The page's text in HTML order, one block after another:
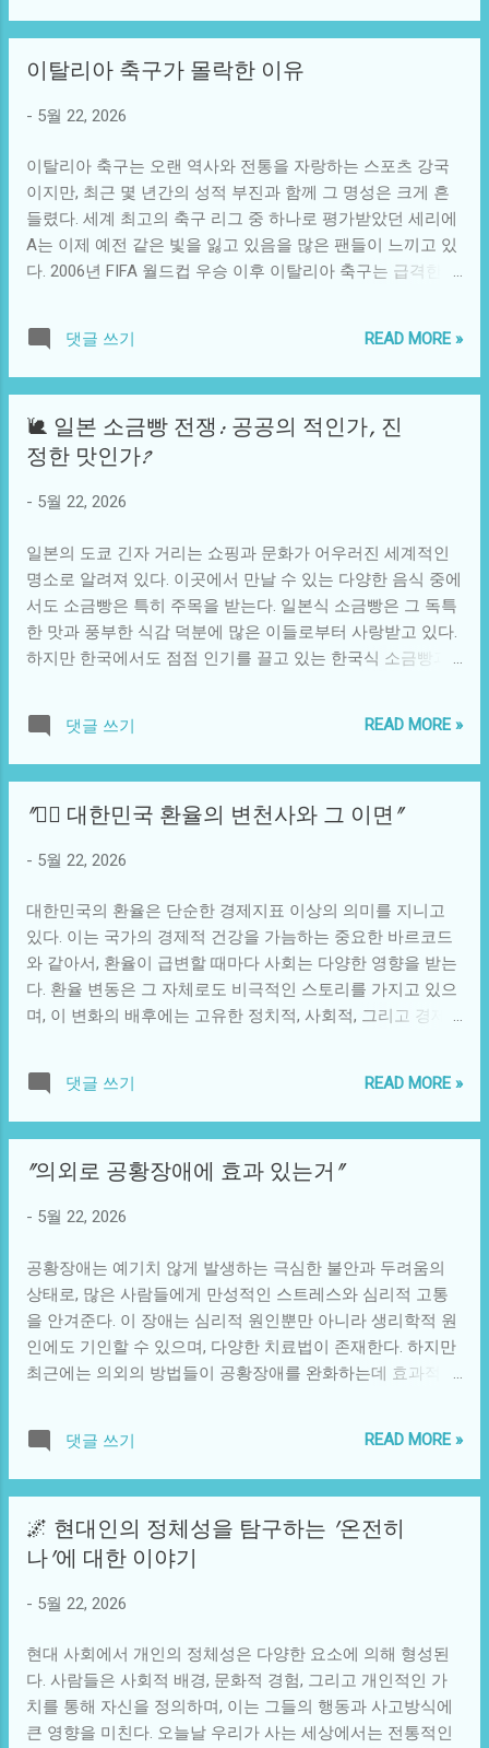
예외가 아니다. 데이터 기반의 시장 분석 및 소비자 행동 예측
은 가격 결정의 중요한 요소로 작용하게 되며, 남용될 경우 소
비자와 경쟁업체 모두를 위험에 빠뜨릴 수 있다. 따라서, 이러
연에 방지하는 것이 필수적이다. 이러한 결정을 통해 단순한
제재가 아니라 확장된 의미와 메시지를 지닌다는 점에서 흥
미로운 관점도 존재한다. 만약 단순히 제재에 그친다면 기업
들은 단기...
마주하게 됩니다. 영화와 드라마에서 용은 전투의 심볼이자,
러한 변화는 우리 사회가 필요로 하는 인물상의 변모를 반영
바가 되었습니다. 즉, 빠르게 변화하는 사회 속에서 인간에게
징적 의미는 영화를 넘어 기술의 발전에도 영향을 미칩니다.
드론 기술과 인공지능의 발달은 현대의 '용'과도 같은 역할을
하고 있습니다. 이러한 기술은 다양한 방식으로 사람들의 삶
을 변화시키고 있습니다. 예를 들어, 드론은 높은 곳에서의 시
각적 관찰을 가능하게 하여, 위험한 상황에서도 안전하게 정
습과 유사하며, 사람들에게는 현대적 용의 이미지를 떠올리
론을 통해 멸종 위기에 처한 동물들의 서식지를 모니터링하
거나, 산불이 발생한 지역을 빠르게 점검하여 복구 작업에 활
용하는 일은 현대 사회에서의 '용의 힘'처럼 보입니다. 이렇듯
되고 있는 것입니다. 또한, 용과 연관된 문화를 영역을 넘어
전파하는 사례 역시 흥미롭습니다. 아시아의 전통적인...
이탈리아 축구가 몰락한 이유
- 5월 22, 2026
이탈리아 축구는 오랜 역사와 전통을 자랑하는 스포츠 강국
이지만, 최근 몇 년간의 성적 부진과 함께 그 명성은 크게 흔
들렸다. 세계 최고의 축구 리그 중 하나로 평가받았던 세리에
A는 이제 예전 같은 빛을 잃고 있음을 많은 팬들이 느끼고 있
다. 2006년 FIFA 월드컵 우승 이후 이탈리아 축구는 급격한 변
를 안고 있다. 그 원인과 배경을 분석하여 이탈리아 축구의 몰
락을 조명해보겠다. 과거 이탈리아 축구는 전술가들의 천국
이었다. 카비르 이탈리아 감독들은 강력한 방어전을 기반으
등과 같은 팀들이 매 시즌 개최되는 리그에서 지속적으로 강
력한 모습을 보여주며 발전하는 동안, 이탈리아는 자신들의
러한 경향은 특히 클럽 축구의 현장에서 두드러졌다. 이탈리
전술과 전략을 도입하는 데 소극적이었다. 또한, 장기적인 선
수 육성 시스템과 인프라의 문제가 있었다. 과거 이탈리아에
는 뛰어난 유소년 시스템이 있었고, 많은 스타 선수들이 이탈
리아 리그에서 성장하며 국제 무대에서도 활약했다. 하지만
투자의 부족과 방만한 운영 때문에 많은 유소년 클럽들이 부
고갈로 이어졌다. 유럽 각국에서 신진 선수들이 성공적으로
옮겨 다니며 자리를 잡는 동안, 이탈리아는 선수 발굴에 필요
한 체계적인 시스템을 잃어버린 것이다. 상황은 더욱 악화되
이는 클럽 운영에 큰 타격을 주고 있다. 코로나19 팬데믹 이후
주로 외국 선수들 위주로 팀을 구성하는 경향이 생겼다. 이러
한 흐름은 팀의 정체성을 약화시키고, 팬들과의 유대감을 손
상시키는 결과를 가져왔다. 이탈리아 축구가 자랑하는 깊은
문화와 전통은 외국...
댓글 쓰기 READ MORE »
🐌 일본 소금빵 전쟁: 공공의 적인가, 진
정한 맛인가?
- 5월 22, 2026
일본의 도쿄 긴자 거리는 쇼핑과 문화가 어우러진 세계적인
명소로 알려져 있다. 이곳에서 만날 수 있는 다양한 음식 중에
서도 소금빵은 특히 주목을 받는다. 일본식 소금빵은 그 독특
한 맛과 풍부한 식감 덕분에 많은 이들로부터 사랑받고 있다.
하지만 한국에서도 점점 인기를 끌고 있는 한국식 소금빵과
차이가 무엇인지, 그리고 그로 인해 발생하는 사회적 현상들
을 살펴보자. 일본 소금빵의 유래는 일본 전통 빵인 '멘타이
된 이 빵은 일본식 두부를 기본으로 하여 마늘과 소금을 더해
군침이 도는 풍미를 자랑한다. 반면, 한국의 소금빵은 최근 새
든 후 그 위에 다양한 토핑을 얹는 형태다. 한국 소금빵은 상
상력을 자극하는 다양한 맛 조합으로 유명하며, 현지의 입맛
을 반영하여 진화하고 있다. 이처럼 일본 소금빵은 그 자체로
고유한 전통을 지니고 있으며, 한국 소금빵은 현대적인 해석
이 덧붙여진 형태다. 이 두 문화적 접근은 단순히 맛의 차이에
적 자부심까지 반영하고 있다. 일본에서는 소금빵이 여유롭
쟁을 부추기기도 한다. 이번 이야기가 결코 단순한 맛의 비교
에 그치지 않는 이유는, 이러한 소금빵의 대결 속에 숨겨진 사
과 소통하고자 하는 현대적 룰이 생겨나면서, 소금빵의 인기
가 더욱 부각된다. 그래서 온라인에서 '슈가보드'와 같은 소금
빵에 대한 SNS 후기들이 쏟아지고, ...
댓글 쓰기 READ MORE »
"🕵️‍♂️ 대한민국 환율의 변천사와 그 이면"
- 5월 22, 2026
대한민국의 환율은 단순한 경제지표 이상의 의미를 지니고
있다. 이는 국가의 경제적 건강을 가늠하는 중요한 바르코드
와 같아서, 환율이 급변할 때마다 사회는 다양한 영향을 받는
다. 환율 변동은 그 자체로도 비극적인 스토리를 가지고 있으
며, 이 변화의 배후에는 고유한 정치적, 사회적, 그리고 경제
고 그로 인해 발생한 사회적 여파와 문화적 반향은 무엇일까?
환율은 기본적으로 외환 시장에서 다른 통화와의 교환 비율
을 의미한다. 대한민국 원화는 전 세계에서 활발히 거래되는
다. 따라서, 환율의 상승이나 하락은 여러 요인에 의해 촉발된
성, 글로벌 경제 상황 등이 포함된다. 예를 들어, 무역에서 발
향을 미친다. 불과 몇 년 전, 대한민국의 환율은 1,000원이었
으나 최근에는 1,200원으로 급등하였다. 이는 단순히 외환시
장의 변화에 그치는 것이 아니라, 국민의 소비패턴, 기업의 투
자 결정, 그리고 정부 정책에까지 직간접적인 영향을 미친다.
특히, 대외 의존도가 높은 한국 경제에서는 환율 변동이 실물
없다. 환율의 급등은 소비자들에게 직접적인 영향을 미친다.
으며, 이는 긍정적으로 작용하기도 한다. 하지만, 이렇게 경제
에 미치는 영향을 분석할 때, 단순히 긍정적, 부정적이라는 이
분법적인 시각으로는 부족하다. 이는 사회 전체의 복잡한 역
의 급등 현상은 통화정책에도 영향을 미친다. 한국은행은 인
플레이션과 환율 안정성을 목표로 설정하고 있으며, 이를 달
성하기 ...
댓글 쓰기 READ MORE »
"의외로 공황장애에 효과 있는거"
- 5월 22, 2026
공황장애는 예기치 않게 발생하는 극심한 불안과 두려움의
상태로, 많은 사람들에게 만성적인 스트레스와 심리적 고통
을 안겨준다. 이 장애는 심리적 원인뿐만 아니라 생리학적 원
인에도 기인할 수 있으며, 다양한 치료법이 존재한다. 하지만
최근에는 의외의 방법들이 공황장애를 완화하는데 효과적이
로 한다. 우선, 공황장애가 발생할 수 있는 다양한 상황을 살
펴보면, 현대 사회의 불안 정서가 만연해 있다는 점을 알 수
하는 문화가 뚜렷해지면서 많은 이들이 고립감과 압박감을
느끼게 된다. 또한, 경제적 불안정, 취업 어려움, 인간관계의
로는 스마트폰과 소셜 미디어의 보급으로 인해 사람들이 실
에 없는 환경이 조성되었다. 그렇다면 이러한 공황장애를 완
화하는 데 도움이 된다고 알려진 의외의 방법은 무엇일까? 최
근 몇 가지 연구에서는 미세한 진동이나 소리, 그리고 색상 및
향기의 자극이 공황상태를 완화하는 데 기여할 수 있다고 제
댓글 쓰기 READ MORE »
🌌 현대인의 정체성을 탐구하는 '온전히
나'에 대한 이야기
- 5월 22, 2026
현대 사회에서 개인의 정체성은 다양한 요소에 의해 형성된
다. 사람들은 사회적 배경, 문화적 경험, 그리고 개인적인 가
치를 통해 자신을 정의하며, 이는 그들의 행동과 사고방식에
큰 영향을 미친다. 오늘날 우리가 사는 세상에서는 전통적인